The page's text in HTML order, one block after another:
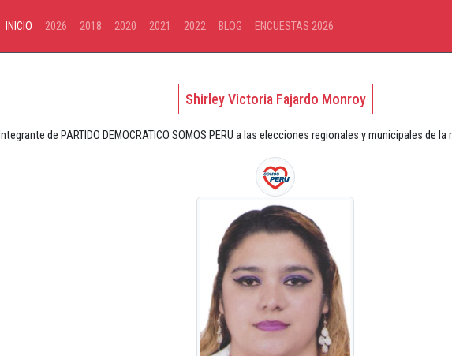
INICIO 2026 2018 2020 2021 2022 BLOG ENCUESTAS 2026
Shirley Victoria Fajardo Monroy
Integrante de PARTIDO DEMOCRATICO SOMOS PERU a las elecciones regionales y municipales de